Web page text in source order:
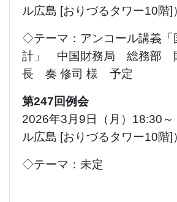
ル広島 [おりづるタワー10階]
◇テーマ：アンコール講義「
計」 中国財務局 総務部
長 奏 修司 様 予定
第247回例会
2026年3月9日（月）18:30～
ル広島 [おりづるタワー10階]
◇テーマ：未定